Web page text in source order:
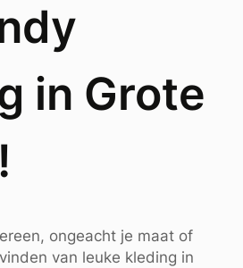
in Grote
ongeacht je maat of
van leuke kleding in